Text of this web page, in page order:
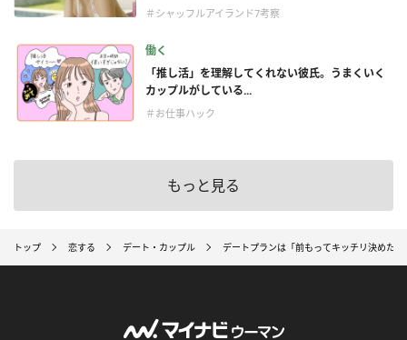
＃シャッフルアイランド7考察
働く
「推し活」を理解してくれない彼氏。うまくいく
カップルがしている...
＃お仕事ハック
もっと見る
トップ 恋する デート・カップル デートプランは「前もってキッチリ決めた